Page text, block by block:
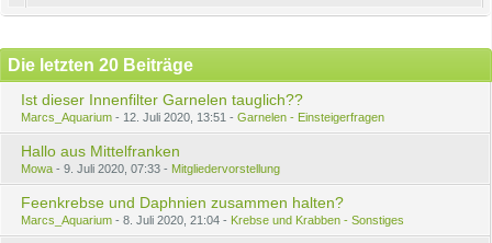
Die letzten 20 Beiträge
Ist dieser Innenfilter Garnelen tauglich??
Marcs_Aquarium 12. Juli 2020, 13:51 Garnelen - Einsteigerfragen
Hallo aus Mittelfranken
Mowa 9. Juli 2020, 07:33 Mitgliedervorstellung
Feenkrebse und Daphnien zusammen halten?
Marcs_Aquarium 8. Juli 2020, 21:04 Krebse und Krabben - Sonstiges